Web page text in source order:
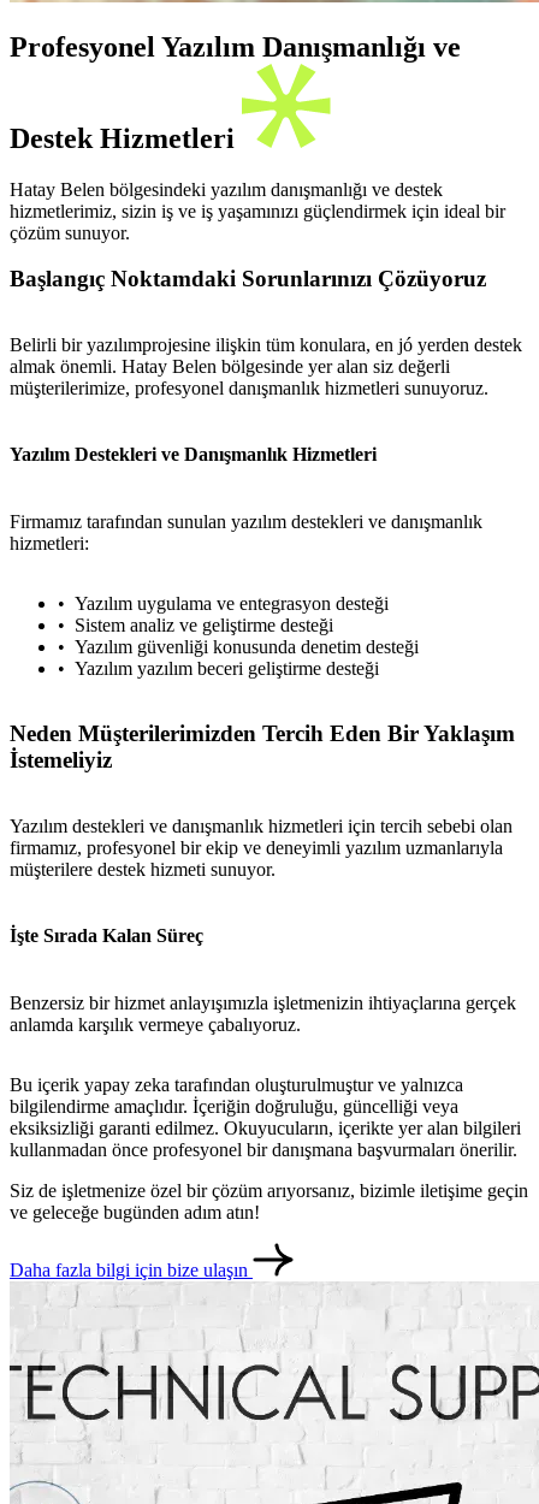
Profesyonel Yazılım Danışmanlığı ve
Destek Hizmetleri
Hatay Belen bölgesindeki yazılım danışmanlığı ve destek
hizmetlerimiz, sizin iş ve iş yaşamınızı güçlendirmek için ideal bir
çözüm sunuyor.
Başlangıç Noktamdaki Sorunlarınızı Çözüyoruz
Belirli bir yazılımprojesine ilişkin tüm konulara, en jó yerden destek
almak önemli. Hatay Belen bölgesinde yer alan siz değerli
müşterilerimize, profesyonel danışmanlık hizmetleri sunuyoruz.
Yazılım Destekleri ve Danışmanlık Hizmetleri
Firmamız tarafından sunulan yazılım destekleri ve danışmanlık
hizmetleri:
Yazılım uygulama ve entegrasyon desteği
Sistem analiz ve geliştirme desteği
Yazılım güvenliği konusunda denetim desteği
Yazılım yazılım beceri geliştirme desteği
Neden Müşterilerimizden Tercih Eden Bir Yaklaşım
İstemeliyiz
Yazılım destekleri ve danışmanlık hizmetleri için tercih sebebi olan
firmamız, profesyonel bir ekip ve deneyimli yazılım uzmanlarıyla
müşterilere destek hizmeti sunuyor.
İşte Sırada Kalan Süreç
Benzersiz bir hizmet anlayışımızla işletmenizin ihtiyaçlarına gerçek
anlamda karşılık vermeye çabalıyoruz.
Bu içerik yapay zeka tarafından oluşturulmuştur ve yalnızca
bilgilendirme amaçlıdır. İçeriğin doğruluğu, güncelliği veya
eksiksizliği garanti edilmez. Okuyucuların, içerikte yer alan bilgileri
kullanmadan önce profesyonel bir danışmana başvurmaları önerilir.
Siz de işletmenize özel bir çözüm arıyorsanız, bizimle iletişime geçin
ve geleceğe bugünden adım atın!
Daha fazla bilgi için bize ulaşın